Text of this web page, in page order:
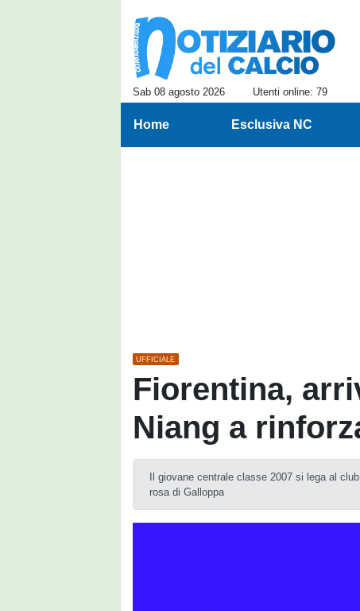
Sab 08 agosto 2026 Utenti online: 79
Home Esclusiva NC
UFFICIALE
Fiorentina,
Niang a
Il giovane centrale classe 2007 si lega al
rosa di Galloppa